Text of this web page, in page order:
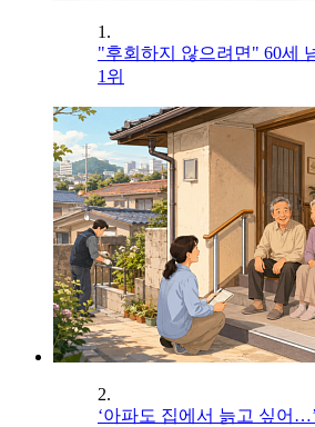
1.
"후회하지 않으려면" 60세
1위
2.
‘아파도 집에서 늙고 싶어